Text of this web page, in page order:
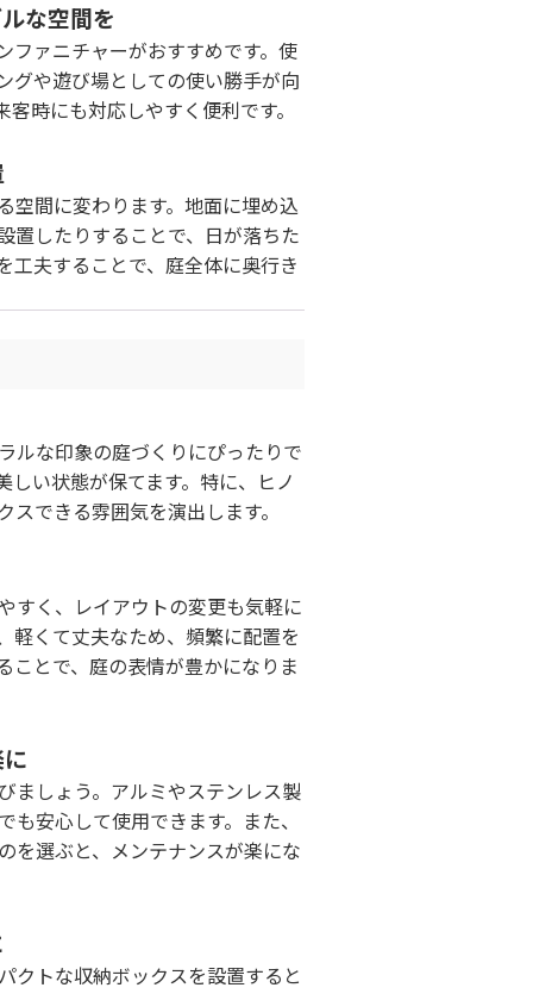
な空間を
ファニチャーがおすすめです。使
グや遊び場としての使い勝手が向
時にも対応しやすく便利です。
空間に変わります。地面に埋め込
置したりすることで、日が落ちた
工夫することで、庭全体に奥行き
ルな印象の庭づくりにぴったりで
い状態が保てます。特に、ヒノ
できる雰囲気を演出します。
すく、レイアウトの変更も気軽に
軽くて丈夫なため、頻繁に配置を
ことで、庭の表情が豊かになりま
ましょう。アルミやステンレス製
安心して使用できます。また、
を選ぶと、メンテナンスが楽にな
クトな収納ボックスを設置すると